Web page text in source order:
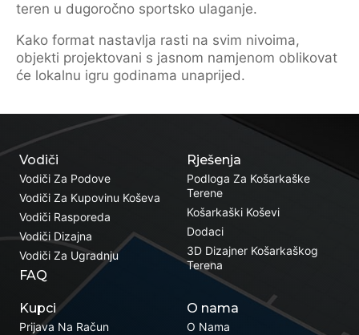
teren u dugoročno sportsko ulaganje.
Kako format nastavlja rasti na svim nivoima,
objekti projektovani s jasnom namjenom oblikovat
će lokalnu igru godinama unaprijed.
Rješenja
Podloga Za Košarkaške
Terene
Košarkaški Koševi
Dodaci
3D Dizajner Košarkaškog
Terena
Vodiči
Vodiči Za Podove
Vodiči Za Kupovinu Koševa
Vodiči Rasporeda
Vodiči Dizajna
Vodiči Za Ugradnju
FAQ
Kupci
Prijava Na Račun
O nama
O Nama